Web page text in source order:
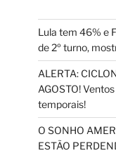
Lula tem 46% e
de 2º turno,
ALERTA:
AGOSTO!
temporais!
O SONHO
ESTÃO